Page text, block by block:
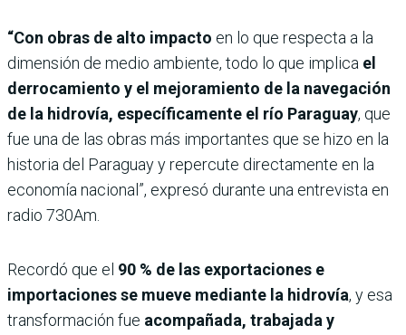
“Con obras de alto impacto en lo que respecta a la
dimensión de medio ambiente, todo lo que implica el
derrocamiento y el mejoramiento de la navegación
de la hidrovía, específicamente el río Paraguay, que
fue una de las obras más importantes que se hizo en la
historia del Paraguay y repercute directamente en la
economía nacional”, expresó durante una entrevista en
radio 730Am.
Recordó que el 90 % de las exportaciones e
importaciones se mueve mediante la hidrovía, y esa
transformación fue acompañada, trabajada y